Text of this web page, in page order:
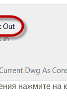
нажмите на